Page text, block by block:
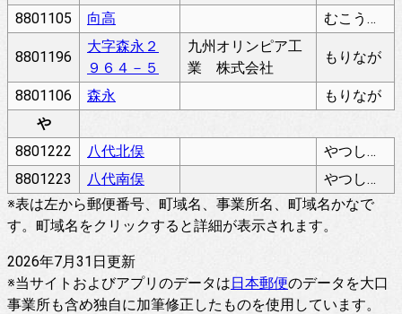
8801105
向高 むこうたか
8801196
大字森永２
９６４－５
九州オリンピア工
業 株式会社
もりなが
8801106 森永
もりなが
や
8801222
八代北俣
やつしろきたまた
8801223
八代南俣
やつしろみなみまた
※表は左から郵便番号、町域名、事業所名、町域名かなで
す。町域名をクリックすると詳細が表示されます。
2026年7月31日更新
※当サイトおよびアプリのデータは日本郵便のデータを大口
事業所も含め独自に加筆修正したものを使用しています。